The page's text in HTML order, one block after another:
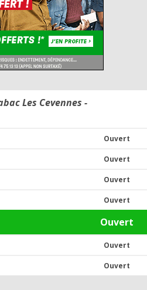
Les Cevennes -
Ouvert
Ouvert
Ouvert
Ouvert
Ouvert
Ouvert
Ouvert